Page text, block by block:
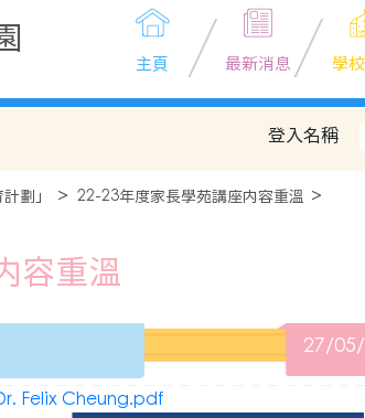
主頁 最新消息 學
登入名稱
劃」
22-23年度家長學苑講座内容重溫
容重溫
27/
Felix Cheung.pdf